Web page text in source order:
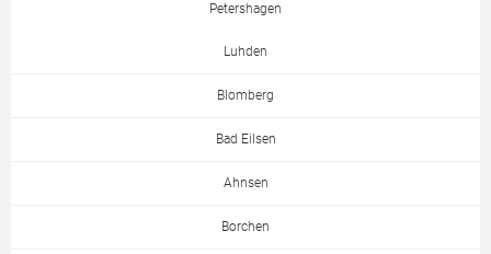
Petershagen
Luhden
Blomberg
Bad Eilsen
Ahnsen
Borchen